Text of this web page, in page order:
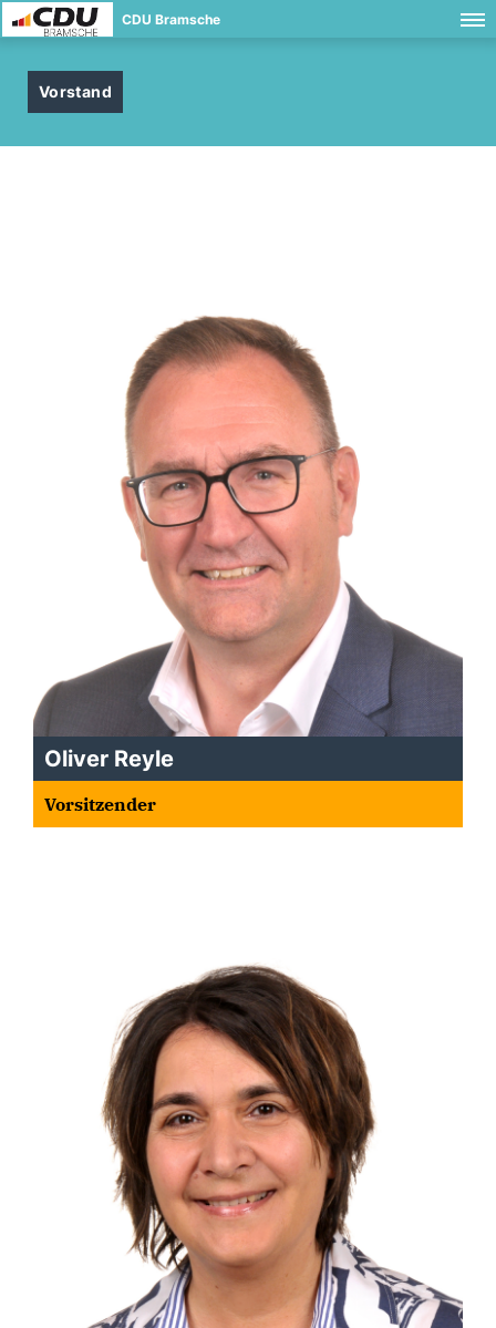
CDU Bramsche
Vorstand
Oliver Reyle
Vorsitzender